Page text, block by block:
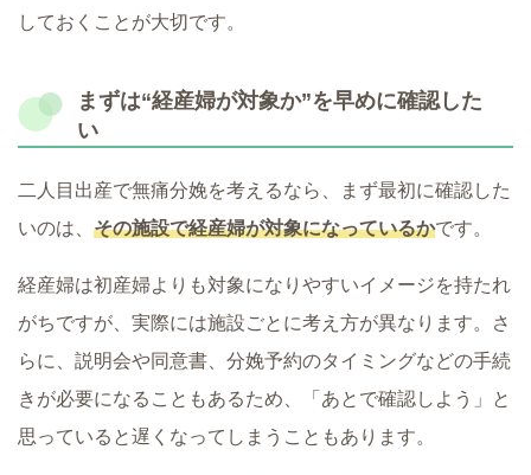
しておくことが大切です。
まずは“経産婦が対象か”を早めに確認した
い
二人目出産で無痛分娩を考えるなら、まず最初に確認した
いのは、 その施設で経産婦が対象になっているかです。
経産婦は初産婦よりも対象になりやすいイメージを持たれ
がちですが、実際には施設ごとに考え方が異なります。さ
らに、説明会や同意書、分娩予約のタイミングなどの手続
きが必要になることもあるため、「あとで確認しよう」と
思っていると遅くなってしまうこともあります。